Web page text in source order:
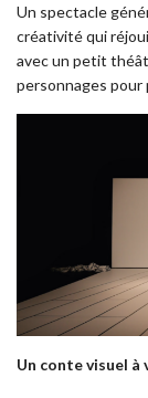
Un spectacle
créativité qui
avec un petit
personnages pour
Un conte visuel à